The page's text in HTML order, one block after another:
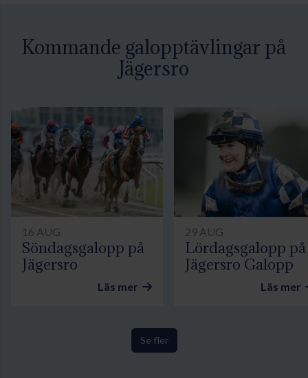
Kommande galopptävlingar på
Jägersro
16 AUG
Söndagsgalopp på
Jägersro
Läs mer
29 AUG
Lördagsgalopp på
Jägersro Galopp
Läs mer
Se fler